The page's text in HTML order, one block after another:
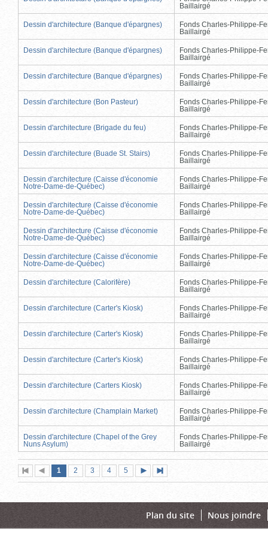
Baillairgé
Dessin d'architecture (Banque d'épargnes)
Fonds Charles-Philippe-
Baillairgé
Dessin d'architecture (Banque d'épargnes)
Fonds Charles-Philippe-
Baillairgé
Dessin d'architecture (Banque d'épargnes)
Fonds Charles-Philippe-
Baillairgé
Dessin d'architecture (Bon Pasteur)
Fonds Charles-Philippe-
Baillairgé
Dessin d'architecture (Brigade du feu)
Fonds Charles-Philippe-
Baillairgé
Dessin d'architecture (Buade St. Stairs)
Fonds Charles-Philippe-
Baillairgé
Dessin d'architecture (Caisse d'économie
Notre-Dame-de-Québec)
Fonds Charles-Philippe-
Baillairgé
Dessin d'architecture (Caisse d'économie
Notre-Dame-de-Québec)
Fonds Charles-Philippe-
Baillairgé
Dessin d'architecture (Caisse d'économie
Notre-Dame-de-Québec)
Fonds Charles-Philippe-
Baillairgé
Dessin d'architecture (Caisse d'économie
Notre-Dame-de-Québec)
Fonds Charles-Philippe-
Baillairgé
Dessin d'architecture (Calorifère)
Fonds Charles-Philippe-
Baillairgé
Dessin d'architecture (Carter's Kiosk)
Fonds Charles-Philippe-
Baillairgé
Dessin d'architecture (Carter's Kiosk)
Fonds Charles-Philippe-
Baillairgé
Dessin d'architecture (Carter's Kiosk)
Fonds Charles-Philippe-
Baillairgé
Dessin d'architecture (Carters Kiosk)
Fonds Charles-Philippe-
Baillairgé
Dessin d'architecture (Champlain Market)
Fonds Charles-Philippe-
Baillairgé
Dessin d'architecture (Chapel of the Grey
Nuns Asylum)
Fonds Charles-Philippe-
Baillairgé
Première
page
Page
précédente
Page
1 (page
actuelle)
Page
2 Page
3 Page
4 Page
5
suivante
page
Plan du site Nous joindre